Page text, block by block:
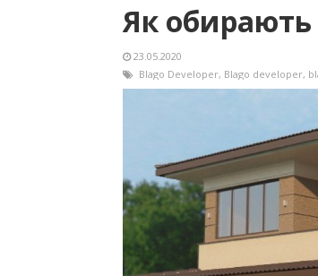
Як обирають
23.05.2020
Blago Developer, Blago developer,